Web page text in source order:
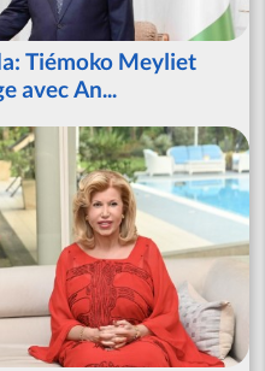
Tiémoko Meyliet
avec An...